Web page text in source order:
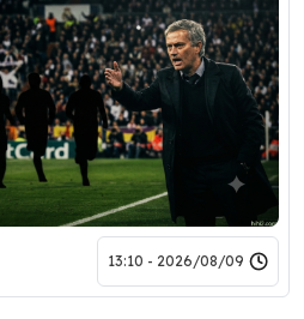
2026/08/09 - 13:10